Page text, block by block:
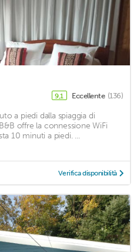
9,1 Eccellente (136)
a piedi dalla spiaggia di
offre la connessione WiFi
10 minuti a piedi. ...
Verifica disponibilità